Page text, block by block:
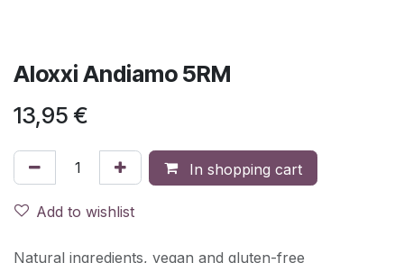
Aloxxi Andiamo 5RM
13,95 €
In shopping cart
Add to wishlist
Natural ingredients, vegan and gluten-free